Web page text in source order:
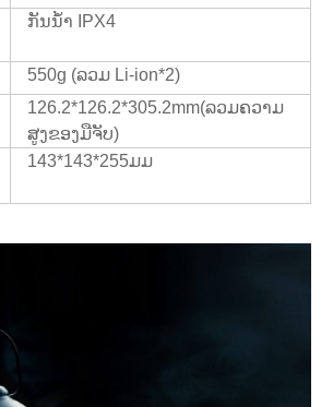
ກັນນໍ້າ IPX4
550g (ລວມ Li-ion*2)
126.2*126.2*305.2mm(ລວມຄວາມ
ສູງຂອງມືຈັບ)
143*143*255ມມ